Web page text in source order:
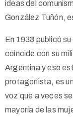
ideas del
González Tuñón,
En 1933 publicó su
coincide con su
Argentina y eso
protagonista, es
voz que a veces
mayoría de las